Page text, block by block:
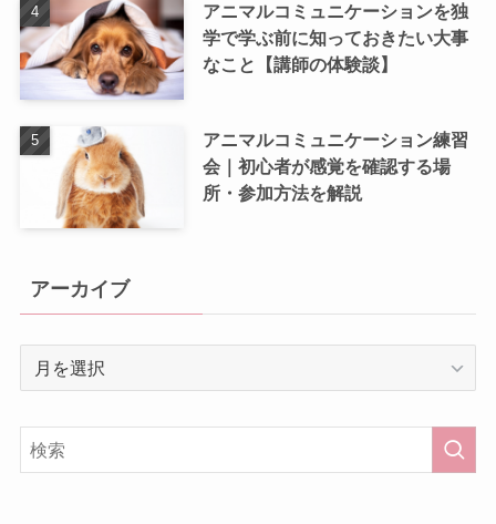
アニマルコミュニケーションを独
学で学ぶ前に知っておきたい大事
なこと【講師の体験談】
アニマルコミュニケーション練習
会｜初心者が感覚を確認する場
所・参加方法を解説
アーカイブ
イ
ブ